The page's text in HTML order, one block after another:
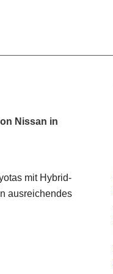
Nissan in
mit Hybrid-
ausreichendes